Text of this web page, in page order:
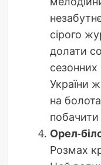
сірого
долати
сезонних
України
на
побачити
Орел-
Розмах